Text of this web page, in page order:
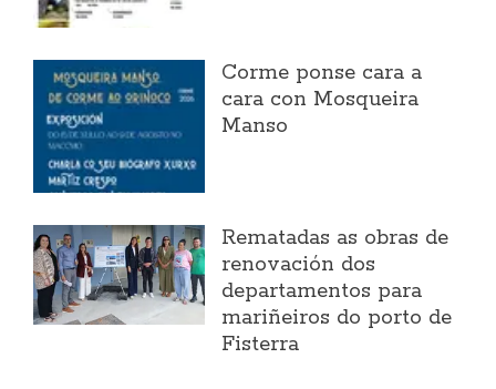
Corme ponse cara a
cara con Mosqueira
Manso
Rematadas as obras de
renovación dos
departamentos para
mariñeiros do porto de
Fisterra